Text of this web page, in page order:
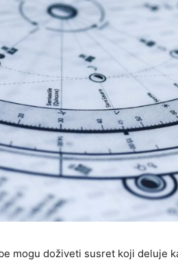
mogu doživeti susret koji deluje